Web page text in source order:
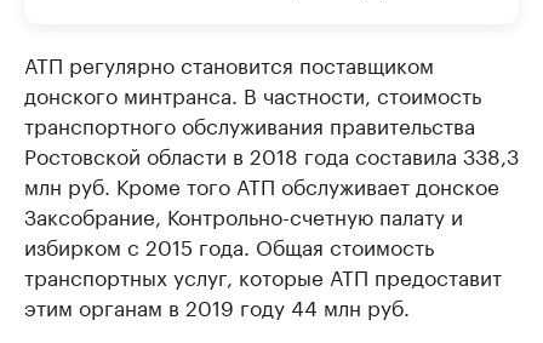
АТП регулярно становится поставщиком
донского минтранса. В частности, стоимость
транспортного обслуживания правительства
Ростовской области в 2018 года составила 338,3
млн руб. Кроме того АТП обслуживает донское
Заксобрание, Контрольно-счетную палату и
избирком с 2015 года. Общая стоимость
транспортных услуг, которые АТП предоставит
этим органам в 2019 году 44 млн руб.